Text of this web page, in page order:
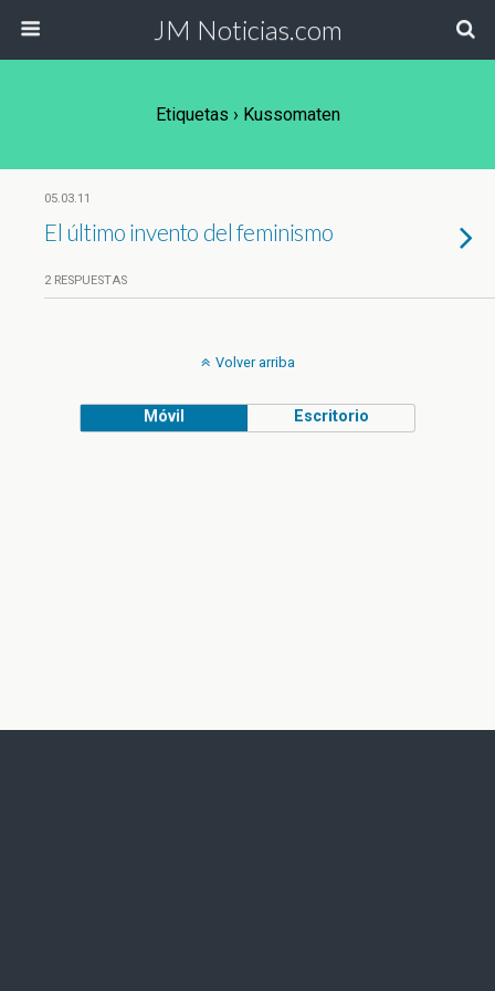
JM Noticias.com
Etiquetas › Kussomaten
05.03.11
El último invento del feminismo
2 RESPUESTAS
Volver arriba
Móvil Escritorio